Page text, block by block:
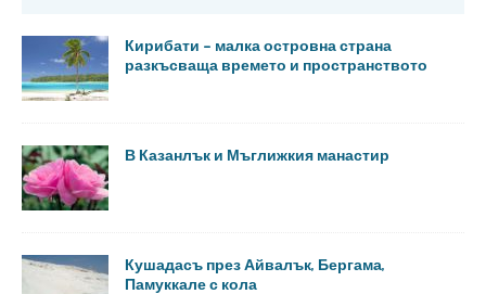
Кирибати – малка островна страна
разкъсваща времето и пространството
В Казанлък и Мъглижкия манастир
Кушадасъ през Айвалък, Бергама,
Памуккале с кола